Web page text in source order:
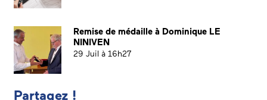
Remise de médaille à Dominique LE
NINIVEN
29 Juil à 16h27
Partagez !